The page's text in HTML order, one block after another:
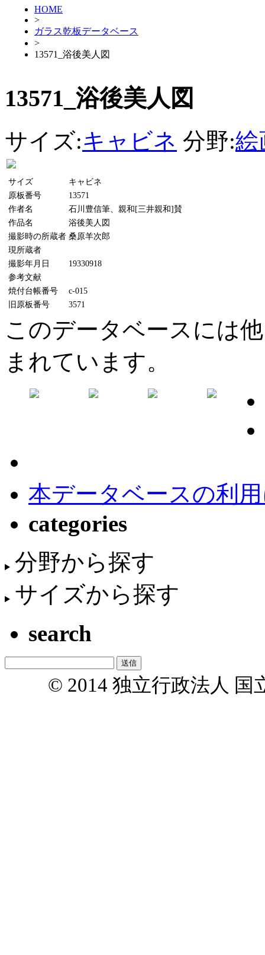
HOME
>
ガラス乾板データベース
>
13571_浴後美人図
13571_浴後美人図
サイズ:キャビネ 分野:絵
サイズ
キャビネ
原板番号
13571
作者名
石川豊信筆、親和[三井親和]賛
作品名
浴後美人図
撮影時の所蔵者 桑原羊次郎
現所蔵者
撮影年月日
19330918
参考文献
焼付台帳番号
c-015
旧原板番号
3571
このデータベースには
まれています。
本データベースの利
categories
分野から探す
サイズから探す
search
© 2014 独立行政法人 国